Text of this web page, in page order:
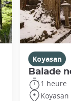
Koyasan
Balade
1 heure
Koyasan